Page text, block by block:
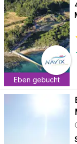
Eben gebucht